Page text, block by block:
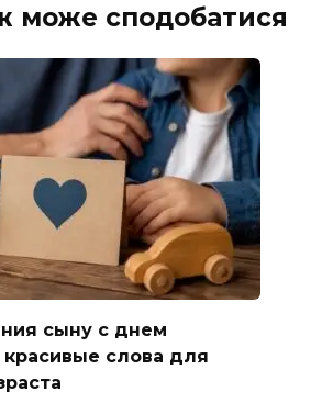
може сподобатися
сыну с днем
слова для